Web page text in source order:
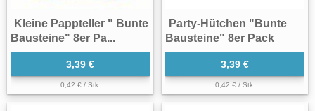
Kleine Pappteller " Bunte
Bausteine" 8er Pa...
3,39 €
0,42 € / Stk.
Party-Hütchen "Bunte
Bausteine" 8er Pack
3,39 €
0,42 € / Stk.